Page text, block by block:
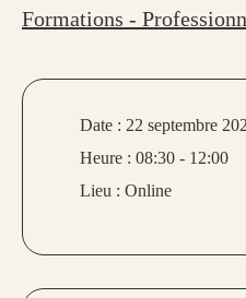
Formations -
Date : 22 septembre
Heure : 08:30 - 12:00
Lieu : Online